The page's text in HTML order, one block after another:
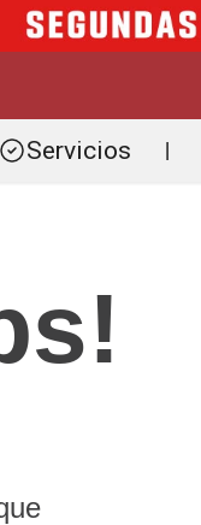
Servicios